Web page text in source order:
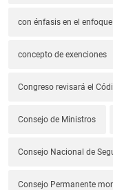
con énfasis en el
concepto de exenciones
Congreso revisará el
Consejo de Ministros
Consejo Nacional de
Consejo Permanente